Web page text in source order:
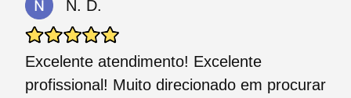
N. D.
Excelente atendimento! Excelente
profissional! Muito direcionado em procurar